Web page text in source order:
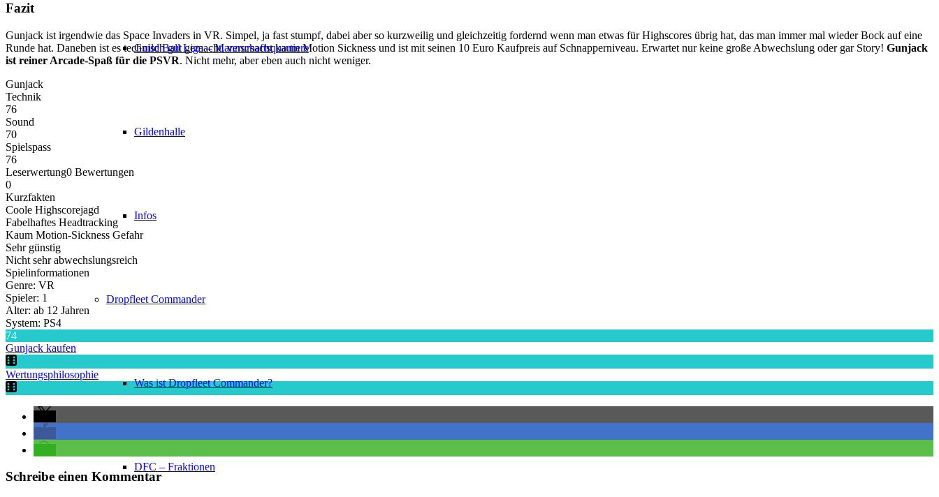
Guild Ball Liga – Mannschaftsquartiere
Gildenhalle
Infos
Dropfleet Commander
Was ist Dropfleet Commander?
DFC – Fraktionen
Fazit
Gunjack ist irgendwie das Space Invaders in VR. Simpel, ja fast stumpf, dabei aber so kurzweilig und gleichzeitig fordernd wenn man etwas für Highscores übrig hat, das man immer mal wieder Bock auf eine
Runde hat. Daneben ist es technisch gut gemacht, verursacht kaum Motion Sickness und ist mit seinen 10 Euro Kaufpreis auf Schnapperniveau. Erwartet nur keine große Abwechslung oder gar Story! Gunjack
ist reiner Arcade-Spaß für die PSVR. Nicht mehr, aber eben auch nicht weniger.
Gunjack
Technik
76
Sound
70
Spielspass
76
Leserwertung0 Bewertungen
0
Kurzfakten
Coole Highscorejagd
Fabelhaftes Headtracking
Kaum Motion-Sickness Gefahr
Sehr günstig
Nicht sehr abwechslungsreich
Spielinformationen
Genre: VR
Spieler: 1
Alter: ab 12 Jahren
System: PS4
74
Gunjack kaufen
Wertungsphilosophie
Schreibe einen Kommentar